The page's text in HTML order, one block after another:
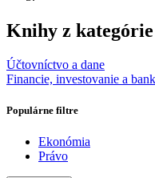
Knihy z
Účtovníctvo a dane
Financie, investovanie a
Populárne filtre
Ekonómia
Právo